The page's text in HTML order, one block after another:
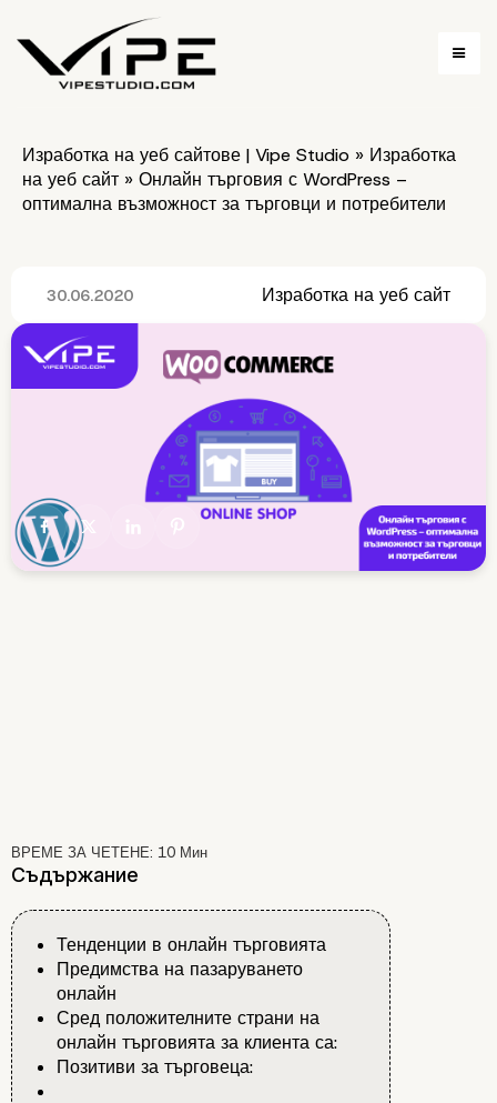
Изработка на уеб сайтове | Vipe Studio » Изработка
на уеб сайт » Онлайн търговия с WordPress –
оптимална възможност за търговци и потребители
30.06.2020 Изработка на уеб сайт
ВРЕМЕ ЗА ЧЕТЕНЕ: 10 Мин
Съдържание
Тенденции в онлайн търговията
Предимства на пазаруването
онлайн
Сред положителните страни на
онлайн търговията за клиента са:
Позитиви за търговеца: